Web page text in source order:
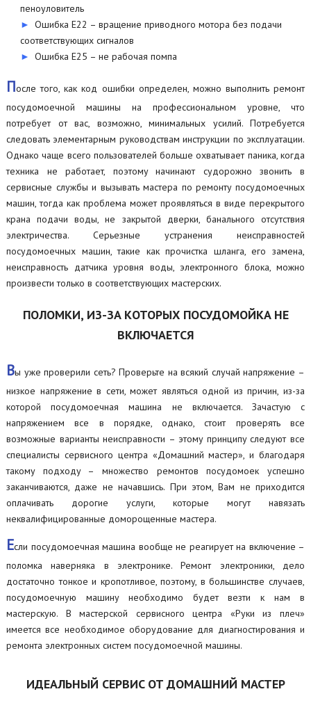
пеноуловитель
Ошибка Е22 – вращение приводного мотора без подачи
соответствующих сигналов
Ошибка Е25 – не рабочая помпа
П осле того, как код ошибки определен, можно выполнить ремонт
посудомоечной машины на профессиональном уровне, что
потребует от вас, возможно, минимальных усилий. Потребуется
следовать элементарным руководствам инструкции по эксплуатации.
Однако чаще всего пользователей больше охватывает паника, когда
техника не работает, поэтому начинают судорожно звонить в
сервисные службы и вызывать мастера по ремонту посудомоечных
машин, тогда как проблема может проявляться в виде перекрытого
крана подачи воды, не закрытой дверки, банального отсутствия
электричества. Серьезные устранения неисправностей
посудомоечных машин, такие как прочистка шланга, его замена,
неисправность датчика уровня воды, электронного блока, можно
произвести только в соответствующих мастерских.
ПОЛОМКИ, ИЗ-ЗА КОТОРЫХ ПОСУДОМОЙКА НЕ
ВКЛЮЧАЕТСЯ
Вы уже проверили сеть? Проверьте на всякий случай напряжение –
низкое напряжение в сети, может являться одной из причин, из-за
которой посудомоечная машина не включается. Зачастую с
напряжением все в порядке, однако, стоит проверять все
возможные варианты неисправности – этому принципу следуют все
специалисты сервисного центра «Домашний мастер», и благодаря
такому подходу – множество ремонтов посудомоек успешно
заканчиваются, даже не начавшись. При этом, Вам не приходится
оплачивать дорогие услуги, которые могут навязать
неквалифицированные доморощенные мастера.
Если посудомоечная машина вообще не реагирует на включение –
поломка наверняка в электронике. Ремонт электроники, дело
достаточно тонкое и кропотливое, поэтому, в большинстве случаев,
посудомоечную машину необходимо будет везти к нам в
мастерскую. В мастерской сервисного центра «Руки из плеч»
имеется все необходимое оборудование для диагностирования и
ремонта электронных систем посудомоечной машины.
ИДЕАЛЬНЫЙ СЕРВИС ОТ ДОМАШНИЙ МАСТЕР